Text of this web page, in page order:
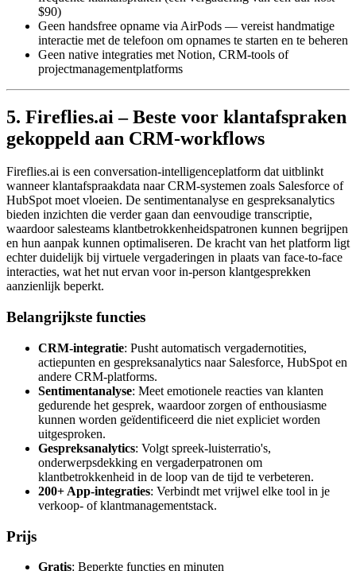
$90)
Geen handsfree opname via AirPods — vereist handmatige
interactie met de telefoon om opnames te starten en te beheren
Geen native integraties met Notion, CRM-tools of
projectmanagementplatforms
5. Fireflies.ai – Beste voor klantafspraken
gekoppeld aan CRM-workflows
Fireflies.ai is een conversation-intelligenceplatform dat uitblinkt
wanneer klantafspraakdata naar CRM-systemen zoals Salesforce of
HubSpot moet vloeien. De sentimentanalyse en gespreksanalytics
bieden inzichten die verder gaan dan eenvoudige transcriptie,
waardoor salesteams klantbetrokkenheidspatronen kunnen begrijpen
en hun aanpak kunnen optimaliseren. De kracht van het platform ligt
echter duidelijk bij virtuele vergaderingen in plaats van face-to-face
interacties, wat het nut ervan voor in-person klantgesprekken
aanzienlijk beperkt.
Belangrijkste functies
CRM-integratie: Pusht automatisch vergadernotities,
actiepunten en gespreksanalytics naar Salesforce, HubSpot en
andere CRM-platforms.
Sentimentanalyse: Meet emotionele reacties van klanten
gedurende het gesprek, waardoor zorgen of enthousiasme
kunnen worden geïdentificeerd die niet expliciet worden
uitgesproken.
Gespreksanalytics: Volgt spreek-luisterratio's,
onderwerpsdekking en vergaderpatronen om
klantbetrokkenheid in de loop van de tijd te verbeteren.
200+ App-integraties: Verbindt met vrijwel elke tool in je
verkoop- of klantmanagementstack.
Prijs
Gratis: Beperkte functies en minuten